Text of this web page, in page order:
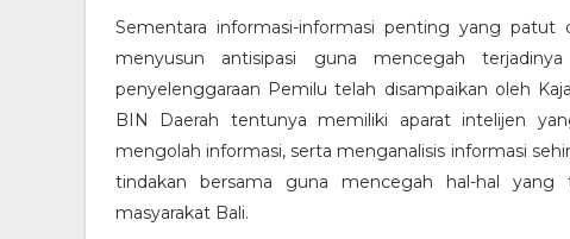
Sementara informasi-informasi penting yang
menyusun antisipasi guna mencegah
penyelenggaraan Pemilu telah disampaikan oleh
BIN Daerah tentunya memiliki aparat intelijen
mengolah informasi, serta menganalisis informasi
tindakan bersama guna mencegah hal-hal
masyarakat Bali.